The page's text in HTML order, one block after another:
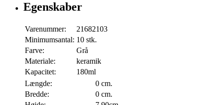
Egenskaber
Varenummer:
21682103
Minimumsantal: 10 stk.
Farve:
Grå
Materiale:
keramik
Kapacitet:
180ml
Længde:
0 cm.
Bredde:
0 cm.